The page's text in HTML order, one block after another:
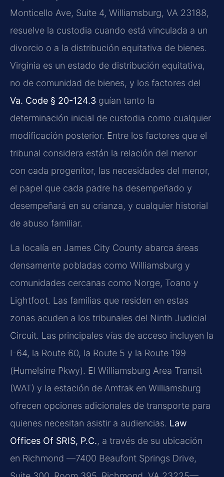
Monticello Ave, Suite 4, Williamsburg, VA 23188,
resuelve la custodia cuando está vinculada a un
divorcio o a la distribución equitativa de bienes.
Virginia es un estado de distribución equitativa,
no de comunidad de bienes, y los factores del
Va. Code § 20-124.3 guían tanto la
determinación inicial de custodia como cualquier
modificación posterior. Entre los factores que el
tribunal considera están la relación del menor
con cada progenitor, las necesidades del menor,
el papel que cada padre ha desempeñado y
desempeñará en su crianza, y cualquier historial
de abuso familiar.
La localía en James City County abarca áreas
densamente pobladas como Williamsburg y
comunidades cercanas como Norge, Toano y
Lightfoot. Las familias que residen en estas
zonas acuden a los tribunales del Ninth Judicial
Circuit. Las principales vías de acceso incluyen la
I-64, la Route 60, la Route 5 y la Route 199
(Humelsine Pkwy). El Williamsburg Area Transit
(WAT) y la estación de Amtrak en Williamsburg
ofrecen opciones adicionales de transporte para
quienes necesitan asistir a audiencias. Law
Offices Of SRIS, P.C., a través de su ubicación
en Richmond —7400 Beaufont Springs Drive,